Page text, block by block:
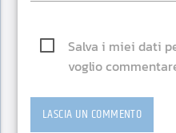
Salva i miei dati
voglio